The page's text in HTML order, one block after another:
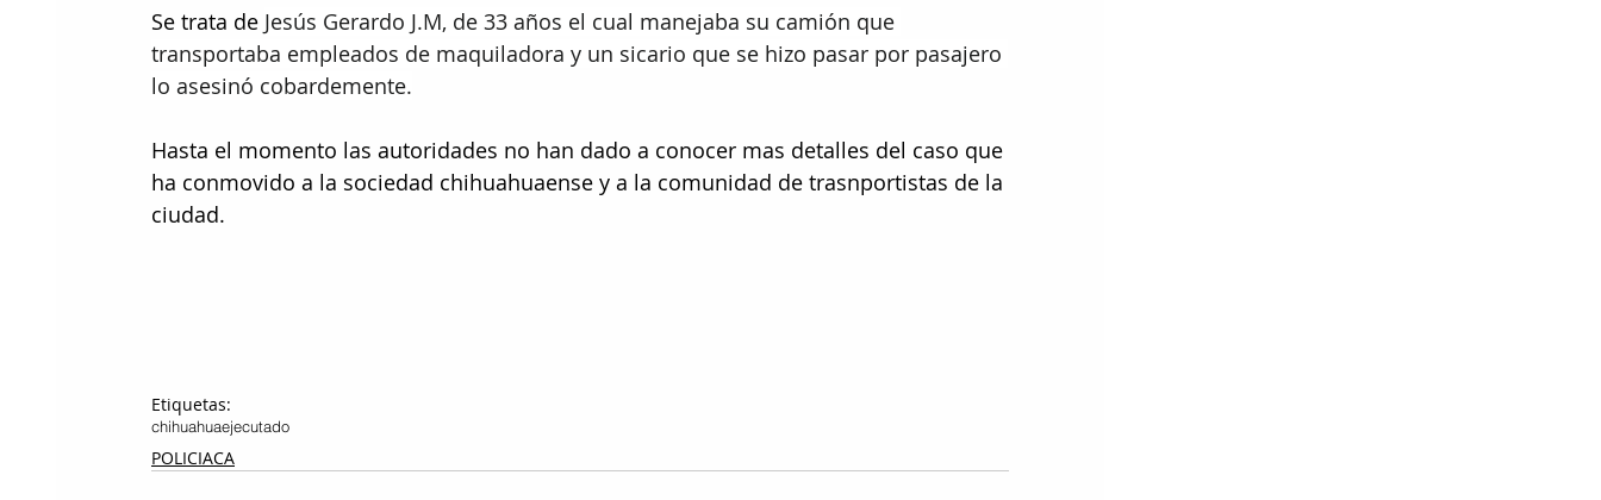
Se trata de Jesús Gerardo J.M, de 33 años el cual manejaba su camión que
transportaba empleados de maquiladora y un sicario que se hizo pasar por pasajero
lo asesinó cobardemente.
Hasta el momento las autoridades no han dado a conocer mas detalles del caso que
ha conmovido a la sociedad chihuahuaense y a la comunidad de trasnportistas de la
ciudad.
Etiquetas:
chihuahuaejecutado
POLICIACA